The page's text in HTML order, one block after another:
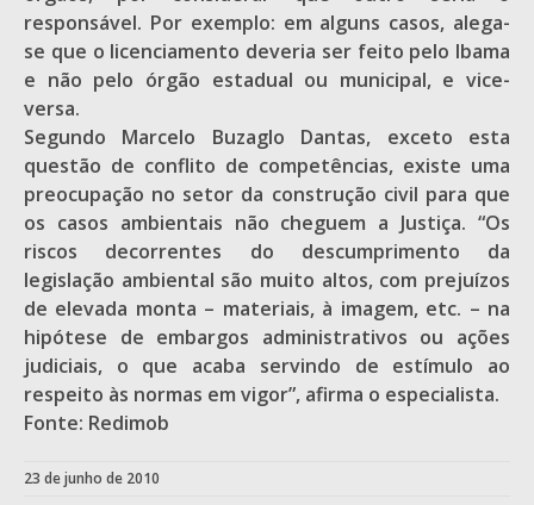
responsável. Por exemplo: em alguns casos, alega-
se que o licenciamento deveria ser feito pelo Ibama
e não pelo órgão estadual ou municipal, e vice-
versa.
Segundo Marcelo Buzaglo Dantas, exceto esta
questão de conflito de competências, existe uma
preocupação no setor da construção civil para que
os casos ambientais não cheguem a Justiça. “Os
riscos decorrentes do descumprimento da
legislação ambiental são muito altos, com prejuízos
de elevada monta – materiais, à imagem, etc. – na
hipótese de embargos administrativos ou ações
judiciais, o que acaba servindo de estímulo ao
respeito às normas em vigor”, afirma o especialista.
Fonte: Redimob
23 de junho de 2010